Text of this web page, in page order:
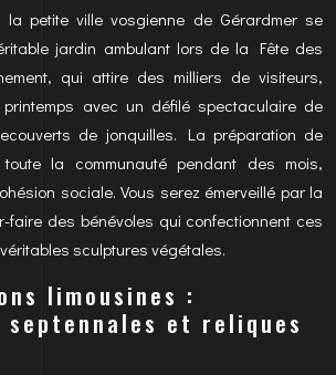
petite ville vosgienne de Gérardmer se
jardin ambulant lors de la Fête des
qui attire des milliers de visiteurs,
printemps avec un défilé spectaculaire de
de jonquilles. La préparation de
la communauté pendant des mois,
sociale. Vous serez émerveillé par la
faire des bénévoles qui confectionnent ces
sculptures végétales.
limousines :
septennales et reliques